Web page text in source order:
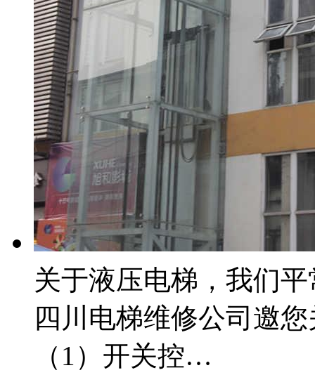
关于液压电梯，我们
四川电梯维修公司邀
（1）开关控…